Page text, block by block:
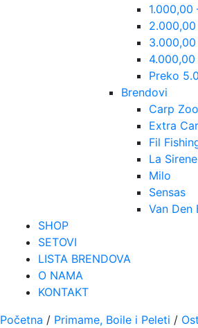
1.000,00
2.000,00
3.000,00
4.000,00
Preko
Brendovi
Carp
Extra
Fil
La Sirene
Milo
Sensas
Van Den
SHOP
SETOVI
LISTA BRENDOVA
O NAMA
KONTAKT
Početna / Primame, Boile i Peleti /